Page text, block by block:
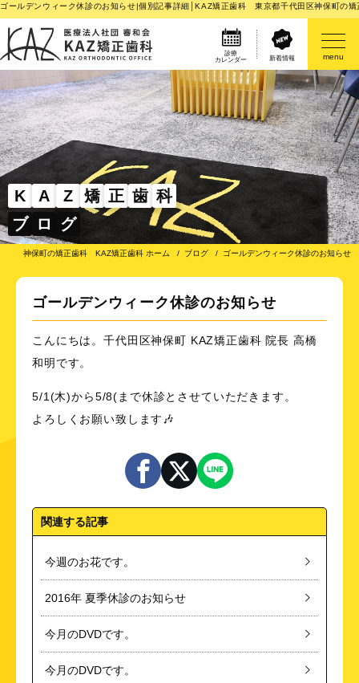
ゴールデンウィーク休診のお知らせ|個別記事詳細│KAZ矯正歯科 東京都千代田区神保町の矯
診療
カレンダー
新着情報 menu
K A Z 矯 正 歯 科
ブ ロ グ
神保町の矯正歯科 KAZ矯正歯科 ホーム ブログ ゴールデンウィーク休診のお知らせ
ゴールデンウィーク休診のお知らせ
こんにちは。千代田区神保町 KAZ矯正歯科 院長 高橋
和明です。
5/1(木)から5/8(まで休診とさせていただきます。
よろしくお願い致します🎶
関連する記事
今週のお花です。
2016年 夏季休診のお知らせ
今月のDVDです。
今月のDVDです。
医院案内
矯正歯科治療のご案内
矯正装置のご紹介
その他